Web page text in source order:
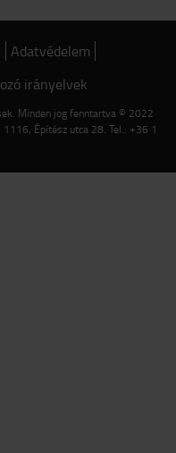
Adatvédelem
irányelvek
Minden jog fenntartva © 2022
Építész utca 28. Tel.: +36 1